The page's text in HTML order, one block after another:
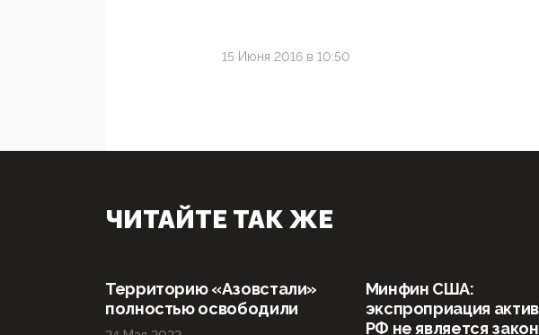
15 Июня 2016 в 10:50
ЧИТАЙТЕ ТАК ЖЕ
Территорию «Азовстали»
полностью освободили
Минфин США:
экспроприация
РФ не является